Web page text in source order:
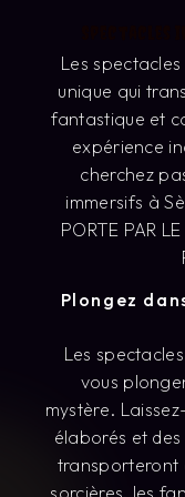
Les
unique qui
fantastique et
expérience
cherchez
immersifs à
PORTE PAR
Plongez
Les
vous
mystère.
élaborés et
transporteront